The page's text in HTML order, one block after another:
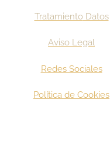
TratamientoDatos
Aviso Legal
Redes Sociales
Política de Cookies